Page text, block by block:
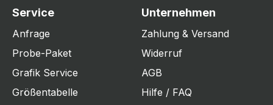
Service
Anfrage
Probe-Paket
Grafik Service
Größentabelle
Unternehmen
Zahlung & Versand
Widerruf
AGB
Hilfe / FAQ